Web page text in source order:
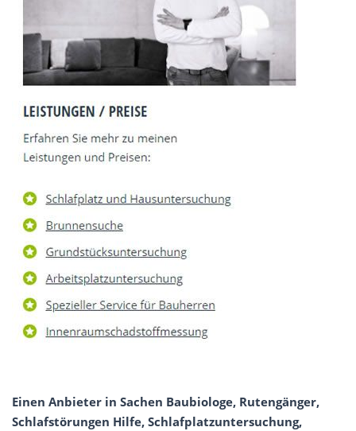
Einen Anbieter in Sachen Baubiologe, Rutengänger,
Schlafstörungen Hilfe, Schlafplatzuntersuchung,